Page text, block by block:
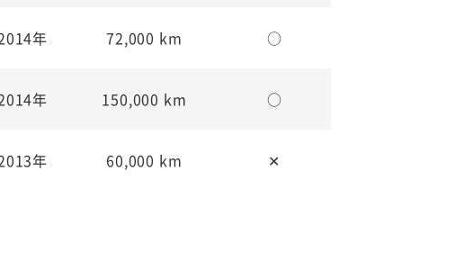
年 72,000 km ○
年 150,000 km ○
年 60,000 km ✕